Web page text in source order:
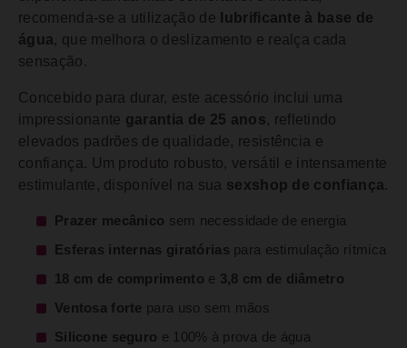
recomenda-se a utilização de
lubrificante à base de
água, que melhora o deslizamento e realça cada
sensação.
Concebido para durar, este acessório inclui uma
impressionante garantia de 25 anos, refletindo
elevados padrões de qualidade, resistência e
confiança. Um produto robusto, versátil e intensamente
estimulante, disponível na sua sexshop de confiança.
Prazer mecânico sem necessidade de energia
Esferas internas giratórias para estimulação rítmica
18 cm de comprimento e 3,8 cm de diâmetro
Ventosa forte para uso sem mãos
Silicone seguro e 100% à prova de água